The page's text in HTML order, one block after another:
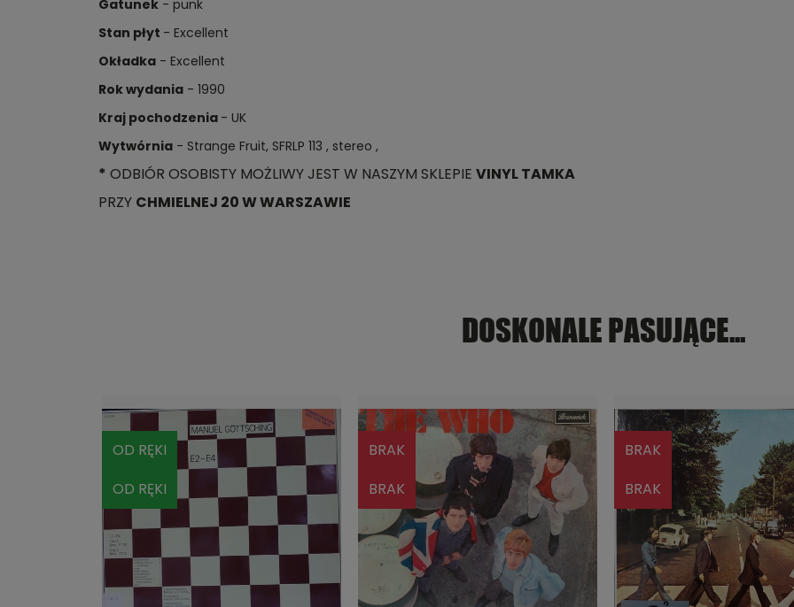
Gatunek- punk
Stan płyt - Excellent
Okładka- Excellent
Rok wydania- 1990
Kraj pochodzenia - UK
Wytwórnia- Strange Fruit, SFRLP 113 , stereo ,
* ODBIÓR OSOBISTY MOŻLIWY JEST W NASZYM SKLEPIE VINYL TAMKA
PRZY CHMIELNEJ 20 W WARSZAWIE
DOSKONALE PASUJĄCE...
OD RĘKI
OD RĘKI
BRAK
BRAK
BRAK
BRAK